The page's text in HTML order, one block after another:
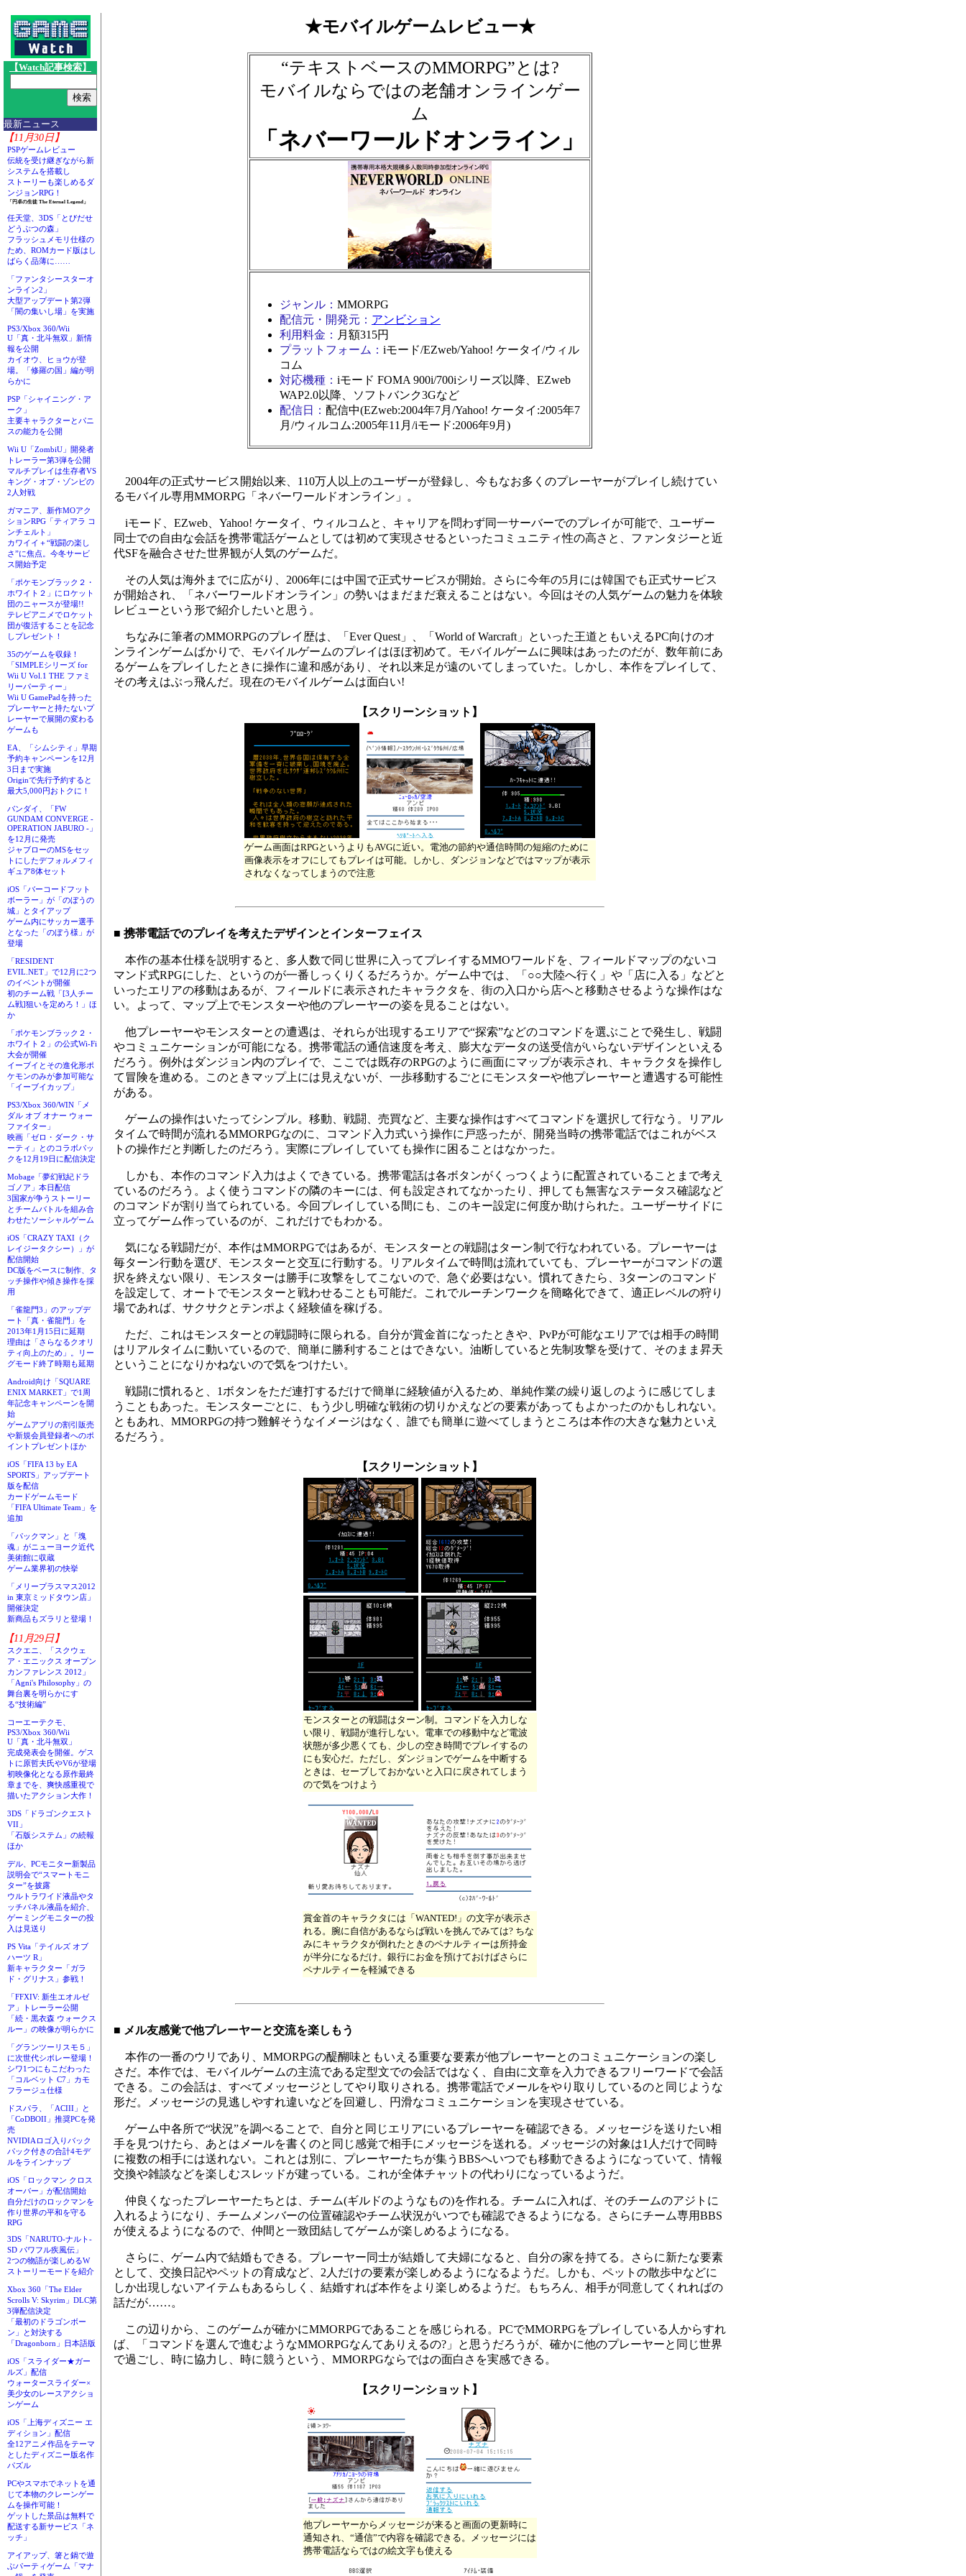
【Watch記事検索】
最新ニュース
【11月30日】
PSPゲームレビュー
伝統を受け継ぎながら新
システムを搭載し
ストーリーも楽しめるダ
ンジョンRPG！
「円卓の生徒 The Eternal Legend」
任天堂、3DS「とびだせ
どうぶつの森」
フラッシュメモリ仕様の
ため、ROMカード版はし
ばらく品薄に……
「ファンタシースターオ
ンライン2」
大型アップデート第2弾
「闇の集いし場」を実施
PS3/Xbox 360/Wii
U「真・北斗無双」新情
報を公開
カイオウ、ヒョウが登
場。「修羅の国」編が明
らかに
PSP「シャイニング・ア
ーク」
主要キャラクターとパニ
スの能力を公開
Wii U「ZombiU」開発者
トレーラー第3弾を公開
マルチプレイは生存者VS
キング・オブ・ゾンビの
2人対戦
ガマニア、新作MOアク
ションRPG「ティアラ コ
ンチェルト」
カワイイ＋“戦闘の楽し
さ”に焦点。今冬サービ
ス開始予定
「ポケモンブラック２・
ホワイト２」にロケット
団のニャースが登場!!
テレビアニメでロケット
団が復活することを記念
しプレゼント！
35のゲームを収録！
「SIMPLEシリーズ for
Wii U Vol.1 THE ファミ
リーパーティー」
Wii U GamePadを持った
プレーヤーと持たないプ
レーヤーで展開の変わる
ゲームも
EA、「シムシティ」早期
予約キャンペーンを12月
3日まで実施
Originで先行予約すると
最大5,000円おトクに！
バンダイ、「FW
GUNDAM CONVERGE -
OPERATION JABURO -」
を12月に発売
ジャブローのMSをセッ
トにしたデフォルメフィ
ギュア8体セット
iOS「バーコードフット
ボーラー」が「のぼうの
城」とタイアップ
ゲーム内にサッカー選手
となった「のぼう様」が
登場
「RESIDENT
EVIL.NET」で12月に2つ
のイベントが開催
初のチーム戦「[3人チー
ム戦]狙いを定めろ！」ほ
か
「ポケモンブラック２・
ホワイト２」の公式Wi-Fi
大会が開催
イーブイとその進化形ポ
ケモンのみが参加可能な
「イーブイカップ」
PS3/Xbox 360/WIN「メ
ダル オブ オナー ウォー
ファイター」
映画「ゼロ・ダーク・サ
ーティ」とのコラボパッ
クを12月19日に配信決定
Mobage「夢幻戦紀ドラ
ゴノア」本日配信
3国家が争うストーリー
とチームバトルを組み合
わせたソーシャルゲーム
iOS「CRAZY TAXI（ク
レイジータクシー）」が
配信開始
DC版をベースに制作、タ
ッチ操作や傾き操作を採
用
「雀龍門3」のアップデ
ート「真・雀龍門」を
2013年1月15日に延期
理由は「さらなるクオリ
ティ向上のため」。リー
グモード終了時期も延期
Android向け「SQUARE
ENIX MARKET」で1周
年記念キャンペーンを開
始
ゲームアプリの割引販売
や新規会員登録者へのポ
イントプレゼントほか
iOS「FIFA 13 by EA
SPORTS」アップデート
版を配信
カードゲームモード
「FIFA Ultimate Team」を
追加
「パックマン」と「塊
魂」がニューヨーク近代
美術館に収蔵
ゲーム業界初の快挙
「メリープラスマス2012
in 東京ミッドタウン店」
開催決定
新商品もズラリと登場！
【11月29日】
スクエニ、「スクウェ
ア・エニックス オープン
カンファレンス 2012」
「Agni's Philosophy」の
舞台裏を明らかにす
る“技術編”
コーエーテクモ、
PS3/Xbox 360/Wii
U「真・北斗無双」
完成発表会を開催。ゲス
トに原哲夫氏やV6が登場
初映像化となる原作最終
章までを、爽快感重視で
描いたアクション大作！
3DS「ドラゴンクエスト
VII」
「石版システム」の続報
ほか
デル、PCモニター新製品
説明会で“スマートモニ
ター”を披露
ウルトラワイド液晶やタ
ッチパネル液晶を紹介、
ゲーミングモニターの投
入は見送り
PS Vita「テイルズ オブ
ハーツ R」
新キャラクター「ガラ
ド・グリナス」参戦！
「FFXIV: 新生エオルゼ
ア」トレーラー公開
「続・黒衣森 ウォークス
ルー」の映像が明らかに
「グランツーリスモ５」
に次世代シボレー登場！
シワ1つにもこだわった
「コルベット C7」カモ
フラージュ仕様
ドスパラ、「ACIII」と
「CoDBOII」推奨PCを発
売
NVIDIAロゴ入りバック
パック付きの合計4モデ
ルをラインナップ
iOS「ロックマン クロス
オーバー」が配信開始
自分だけのロックマンを
作り世界の平和を守る
RPG
3DS「NARUTO-ナルト-
SD パワフル疾風伝」
2つの物語が楽しめるW
ストーリーモードを紹介
Xbox 360「The Elder
Scrolls V: Skyrim」DLC第
3弾配信決定
「最初のドラゴンボー
ン」と対決する
「Dragonborn」日本語版
iOS「スライダー★ガー
ルズ」配信
ウォータースライダー×
美少女のレースアクショ
ンゲーム
iOS「上海ディズニー エ
ディション」配信
全12アニメ作品をテーマ
としたディズニー版名作
パズル
PCやスマホでネットを通
じて本物のクレーンゲー
ムを操作可能！
ゲットした景品は無料で
配送する新サービス「ネ
ッチ」
アイアップ、箸と鍋で遊
ぶパーティゲーム「マナ
★モバイルゲームレビュー★
“テキストベースのMMORPG”とは?
モバイルならではの老舗オンラインゲー
ム
「ネバーワールドオンライン」
ジャンル： MMORPG
配信元・開発元： アンビション
利用料金： 月額315円
プラットフォーム： iモード/EZweb/Yahoo! ケータイ/ウィル
コム
対応機種： iモード FOMA 900i/700iシリーズ以降、EZweb
WAP2.0以降、ソフトバンク3Gなど
配信日： 配信中(EZweb:2004年7月/Yahoo! ケータイ:2005年7
月/ウィルコム:2005年11月/iモード:2006年9月)
2004年の正式サービス開始以来、110万人以上のユーザーが登録し、今もなお多くのプレーヤーがプレイし続けてい
るモバイル専用MMORPG「ネバーワールドオンライン」。
iモード、EZweb、Yahoo! ケータイ、ウィルコムと、キャリアを問わず同一サーバーでのプレイが可能で、ユーザー
同士での自由な会話を携帯電話ゲームとしては初めて実現させるといったコミュニティ性の高さと、ファンタジーと近
代SFを融合させた世界観が人気のゲームだ。
その人気は海外までに広がり、2006年には中国で正式サービスが開始。さらに今年の5月には韓国でも正式サービス
が開始され、「ネバーワールドオンライン」の勢いはまだまだ衰えることはない。今回はその人気ゲームの魅力を体験
レビューという形で紹介したいと思う。
ちなみに筆者のMMORPGのプレイ歴は、「Ever Quest」、「World of Warcraft」といった王道ともいえるPC向けのオ
ンラインゲームばかりで、モバイルゲームのプレイはほぼ初めて。モバイルゲームに興味はあったのだが、数年前にあ
るゲームをプレイしたときに操作に違和感があり、それ以来足が遠のいてしまっていた。しかし、本作をプレイして、
その考えはぶっ飛んだ。現在のモバイルゲームは面白い!
【スクリーンショット】
ゲーム画面はRPGというよりもAVGに近い。電池の節約や通信時間の短縮のために
画像表示をオフにしてもプレイは可能。しかし、ダンジョンなどではマップが表示
されなくなってしまうので注意
■ 携帯電話でのプレイを考えたデザインとインターフェイス
本作の基本仕様を説明すると、多人数で同じ世界に入ってプレイするMMOワールドを、フィールドマップのないコ
マンド式RPGにした、というのが一番しっくりくるだろうか。ゲーム中では、「○○大陸へ行く」や「店に入る」などと
いったエリアの移動はあるが、フィールドに表示されたキャラクタを、街の入口から店へと移動させるような操作はな
い。よって、マップ上でモンスターや他のプレーヤーの姿を見ることはない。
他プレーヤーやモンスターとの遭遇は、それらが出現するエリアで“探索”などのコマンドを選ぶことで発生し、戦闘
やコミュニケーションが可能になる。携帯電話の通信速度を考え、膨大なデータの送受信がいらないデザインといえる
だろう。例外はダンジョン内のプレイで、ここでは既存のRPGのように画面にマップが表示され、キャラクタを操作し
て冒険を進める。このときマップ上には見えないが、一歩移動するごとにモンスターや他プレーヤーと遭遇する可能性
がある。
ゲームの操作はいたってシンプル。移動、戦闘、売買など、主要な操作はすべてコマンドを選択して行なう。リアル
タイムで時間が流れるMMORPGなのに、コマンド入力式いう操作に戸惑ったが、開発当時の携帯電話ではこれがベス
トの操作だと判断したのだろう。実際にプレイしていても操作に困ることはなかった。
しかも、本作のコマンド入力はよくできている。携帯電話は各ボタンがくっつくように配置されていることまで考え
ているのだろう。よく使うコマンドの隣のキーには、何も設定されてなかったり、押しても無害なステータス確認など
のコマンドが割り当てられている。今回プレイしている間にも、このキー設定に何度か助けられた。ユーザーサイドに
立ってゲーム作っているのが、これだけでもわかる。
気になる戦闘だが、本作はMMORPGではあるが、モンスターとの戦闘はターン制で行なわれている。プレーヤーは
毎ターン行動を選び、モンスターと交互に行動する。リアルタイムで時間は流れていても、プレーヤーがコマンドの選
択を終えない限り、モンスターは勝手に攻撃をしてこないので、急ぐ必要はない。慣れてきたら、3ターンのコマンド
を設定して、オートでモンスターと戦わせることも可能だ。これでルーチンワークを簡略化できて、適正レベルの狩り
場であれば、サクサクとテンポよく経験値を稼げる。
ただ、これはモンスターとの戦闘時に限られる。自分が賞金首になったときや、PvPが可能なエリアでは相手の時間
はリアルタイムに動いているので、簡単に勝利することはできない。油断していると先制攻撃を受けて、そのまま昇天
ということになりかねないので気をつけたい。
戦闘に慣れると、1ボタンをただ連打するだけで簡単に経験値が入るため、単純作業の繰り返しのように感じてしま
うこともあった。モンスターごとに、もう少し明確な戦術の切りかえなどの要素があってもよかったのかもしれない。
ともあれ、MMORPGの持つ難解そうなイメージはなく、誰でも簡単に遊べてしまうところは本作の大きな魅力といえ
るだろう。
【スクリーンショット】
モンスターとの戦闘はターン制。コマンドを入力しな
い限り、戦闘が進行しない。電車での移動中など電波
状態が多少悪くても、少しの空き時間でプレイするの
にも安心だ。ただし、ダンジョンでゲームを中断する
ときは、セーブしておかないと入口に戻されてしまう
ので気をつけよう
賞金首のキャラクタには「WANTED!」の文字が表示さ
れる。腕に自信があるならば戦いを挑んでみては? ちな
みにキャラクタが倒れたときのペナルティーは所持金
が半分になるだけ。銀行にお金を預けておけばさらに
ペナルティーを軽減できる
■ メル友感覚で他プレーヤーと交流を楽しもう
本作の一番のウリであり、MMORPGの醍醐味ともいえる重要な要素が他プレーヤーとのコミュニケーションの楽し
さだ。本作では、モバイルゲームの主流である定型文での会話ではなく、自由に文章を入力できるフリーワードで会話
できる。この会話は、すべてメッセージとしてやり取りされる。携帯電話でメールをやり取りしているのと同じような
形だ。メッセージの見逃しやすれ違いなどを回避し、円滑なコミュニケーションを実現させている。
ゲーム中各所で“状況”を調べることで、自分と同じエリアにいるプレーヤーを確認できる。メッセージを送りたい相
手を見つけたら、あとはメールを書くのと同じ感覚で相手にメッセージを送れる。メッセージの対象は1人だけで同時
に複数の相手には送れない。これとは別に、プレーヤーたちが集うBBSへいつでも移動できるようになっていて、情報
交換や雑談などを楽しむスレッドが建っている。これが全体チャットの代わりになっているようだ。
仲良くなったプレーヤーたちとは、チーム(ギルドのようなもの)を作れる。チームに入れば、そのチームのアジトに
入れるようになり、チームメンバーの位置確認やチーム状況がいつでも確認できるようになる。さらにチーム専用BBS
が使えるようになるので、仲間と一致団結してゲームが楽しめるようになる。
さらに、ゲーム内で結婚もできる。プレーヤー同士が結婚して夫婦になると、自分の家を持てる。さらに新たな要素
として、交換日記やペットの育成など、2人だけの要素が楽しめるようになるようだ。しかも、ペットの散歩中などに
しか出現しないアイテムもあるらしく、結婚すれば本作をより楽しめるようだ。もちろん、相手が同意してくれればの
話だが……。
この辺りから、このゲームが確かにMMORPGであることを感じられる。PCでMMORPGをプレイしている人からすれ
ば、「コマンドを選んで進むようなMMORPGなんてありえるの?」と思うだろうが、確かに他のプレーヤーと同じ世界
で過ごし、時に協力し、時に競うという、MMORPGならではの面白さを実感できる。
【スクリーンショット】
他プレーヤーからメッセージが来ると画面の更新時に
通知され、“通信”で内容を確認できる。メッセージには
携帯電話ならではの絵文字も使える